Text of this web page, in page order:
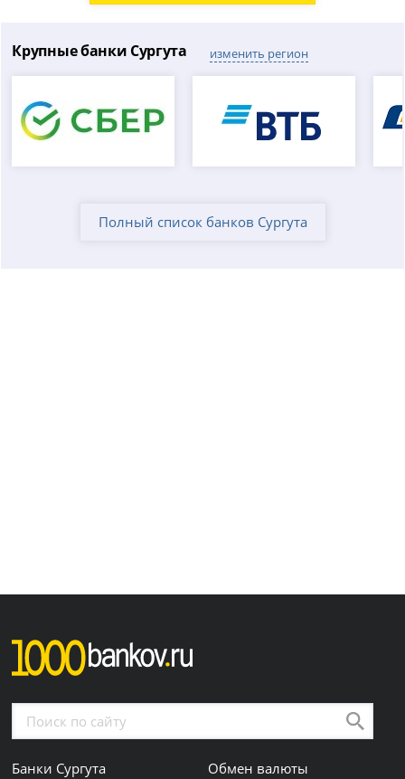
Крупные банки Сургута изменить регион
Полный список банков Сургута
Банки Сургута
Обмен валюты